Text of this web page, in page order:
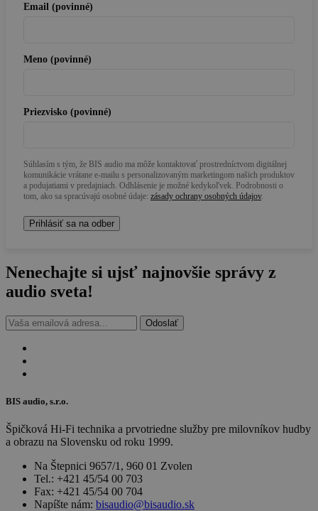
Email (povinné)
Meno (povinné)
Priezvisko (povinné)
Súhlasím s tým, že BIS audio ma môže kontaktovať prostredníctvom digitálnej
komunikácie vrátane e-mailu s personalizovaným marketingom našich produktov
a podujatiami v predajniach. Odhlásenie je možné kedykoľvek. Podrobnosti o
tom, ako sa spracúvajú osobné údaje: zásady ochrany osobných údajov.
Nenechajte si ujsť najnovšie správy z
audio sveta!
Odoslať
BIS audio, s.r.o.
Špičková Hi-Fi technika a prvotriedne služby pre milovníkov hudby
a obrazu na Slovensku od roku 1999.
Na Štepnici 9657/1, 960 01 Zvolen
Tel.: +421 45/54 00 703
Fax: +421 45/54 00 704
Napíšte nám: bisaudio@bisaudio.sk